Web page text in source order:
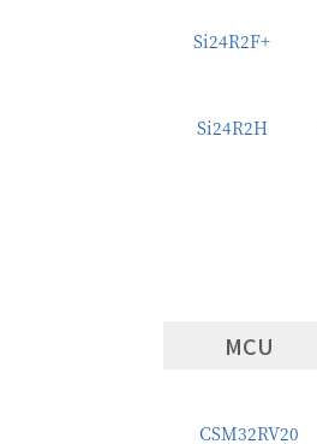
Si24R2F+
Si24R2H
MCU
CSM32RV20